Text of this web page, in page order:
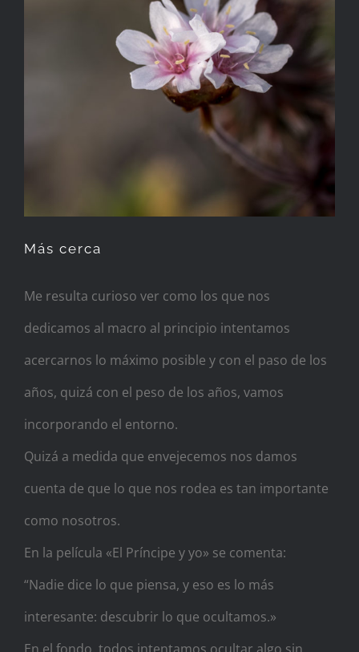
Más cerca
Me resulta curioso ver como los que nos
dedicamos al macro al principio intentamos
acercarnos lo máximo posible y con el paso de los
años, quizá con el peso de los años, vamos
incorporando el entorno.
Quizá a medida que envejecemos nos damos
cuenta de que lo que nos rodea es tan importante
como nosotros.
En la película «El Príncipe y yo» se comenta:
“Nadie dice lo que piensa, y eso es lo más
interesante: descubrir lo que ocultamos.»
En el fondo, todos intentamos ocultar algo sin